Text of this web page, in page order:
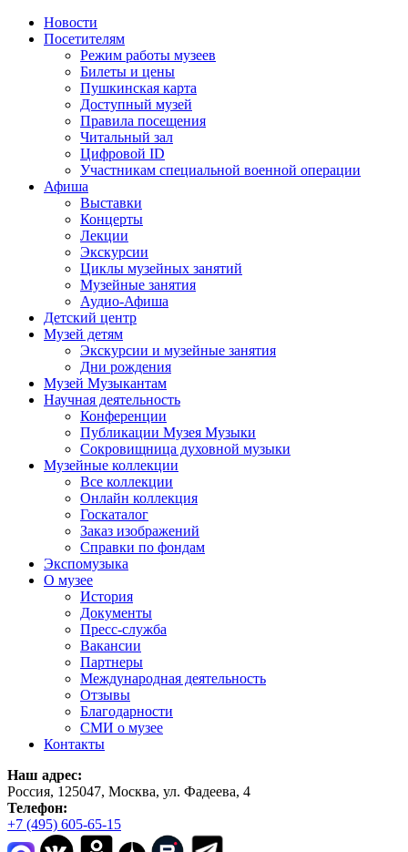
Новости
Посетителям
Режим работы музеев
Билеты и цены
Пушкинская карта
Доступный музей
Правила посещения
Читальный зал
Цифровой ID
Участникам специальной военной операции
Афиша
Выставки
Концерты
Лекции
Экскурсии
Циклы музейных занятий
Музейные занятия
Аудио-Афиша
Детский центр
Музей детям
Экскурсии и музейные занятия
Дни рождения
Музей Музыкантам
Научная деятельность
Конференции
Публикации Музея Музыки
Сокровищница духовной музыки
Музейные коллекции
Все коллекции
Онлайн коллекция
Госкаталог
Заказ изображений
Справки по фондам
Экспомузыка
О музее
История
Документы
Пресс-служба
Вакансии
Партнеры
Международная деятельность
Отзывы
Благодарности
СМИ о музее
Контакты
Наш адрес:
Россия, 125047, Москва, ул. Фадеева, 4
Телефон:
+7 (495) 605-65-15